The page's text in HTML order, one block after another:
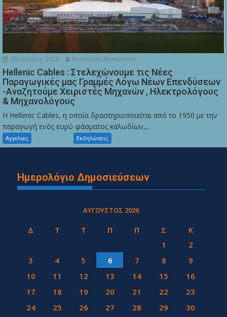
29 Ιουνίου, 2026 Permissos Newsroom
Hellenic Cables : Στελεχώνουμε τις Νέες
Παραγωγικές μας Γραμμές Λόγω Νέων Επενδύσεων
-Αναζητούμε Χειριστές Μηχανών , Ηλεκτρολόγους
& Μηχανολόγους
Η Hellenic Cables, η οποία δραστηριοποιείται από το 1950 με την
παραγωγή ενός ευρύ φάσματος καλωδίων,...
Αγγελιες Εκδηλώσεις
Ημερολόγιο Δημοσιεύσεων
ΑΎΓΟΥΣΤΟΣ 2026
Δ Τ Τ Π Π Σ
Κ
1
2
3
4 5 6 7 8
9
10
11 12 13 14 15
16
17
18 19 20 21 22
23
24
25 26 27 28 29
30